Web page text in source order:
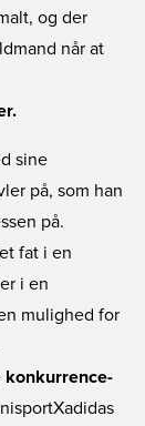
og der
når at
sine
på, som han
på.
fat i en
i en
mulighed for
konkurrence-